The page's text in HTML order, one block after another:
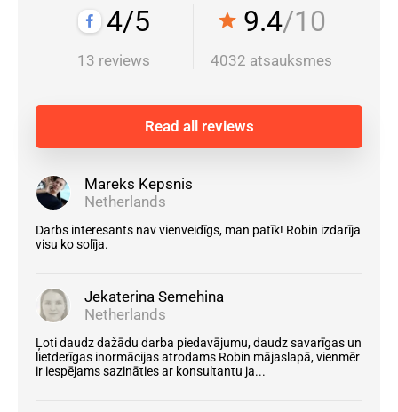
4/5
13 reviews
star 9.4/10
4032 atsauksmes
Read all reviews
Mareks Kepsnis
Netherlands
Darbs interesants nav vienveidīgs, man patīk! Robin izdarīja
visu ko solīja.
Jekaterina Semehina
Netherlands
Ļoti daudz dažādu darba piedavājumu, daudz savarīgas un
lietderīgas inormācijas atrodams Robin mājaslapā, vienmēr
ir iespējams sazināties ar konsultantu ja...